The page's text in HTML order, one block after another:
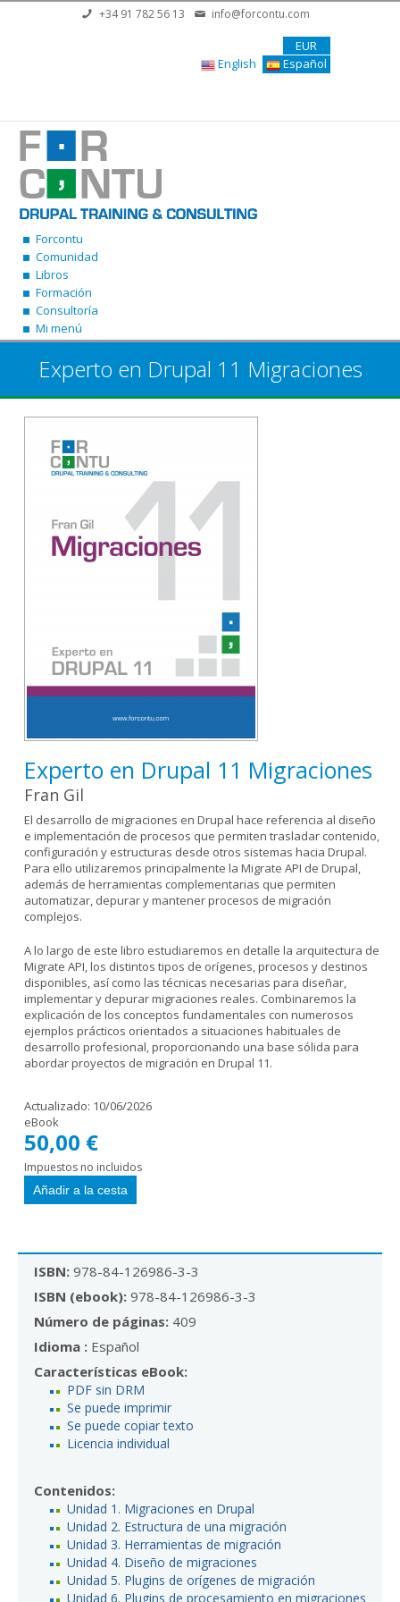
Pasar al contenido principal
+34 91 782 56 13 info@forcontu.com
EUR
English
Español
Forcontu
Comunidad
Libros
Formación
Consultoría
Mi menú
Experto en Drupal 11 Migraciones
Experto en Drupal 11 Migraciones
Fran Gil
El desarrollo de migraciones en Drupal hace referencia al diseño
e implementación de procesos que permiten trasladar contenido,
configuración y estructuras desde otros sistemas hacia Drupal.
Para ello utilizaremos principalmente la Migrate API de Drupal,
además de herramientas complementarias que permiten
automatizar, depurar y mantener procesos de migración
complejos.
A lo largo de este libro estudiaremos en detalle la arquitectura de
Migrate API, los distintos tipos de orígenes, procesos y destinos
disponibles, así como las técnicas necesarias para diseñar,
implementar y depurar migraciones reales. Combinaremos la
explicación de los conceptos fundamentales con numerosos
ejemplos prácticos orientados a situaciones habituales de
desarrollo profesional, proporcionando una base sólida para
abordar proyectos de migración en Drupal 11.
Actualizado: 10/06/2026
eBook
50,00 €
Impuestos no incluidos
ISBN: 978-84-126986-3-3
ISBN (ebook): 978-84-126986-3-3
Número de páginas: 409
Idioma : Español
Características eBook:
PDF sin DRM
Se puede imprimir
Se puede copiar texto
Licencia individual
Contenidos:
Unidad 1. Migraciones en Drupal
Unidad 2. Estructura de una migración
Unidad 3. Herramientas de migración
Unidad 4. Diseño de migraciones
Unidad 5. Plugins de orígenes de migración
Unidad 6. Plugins de procesamiento en migraciones